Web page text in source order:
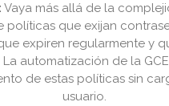
Vaya más allá de la
políticas que exijan
expiren regularmente y
La automatización de la
de estas políticas sin
usuario.